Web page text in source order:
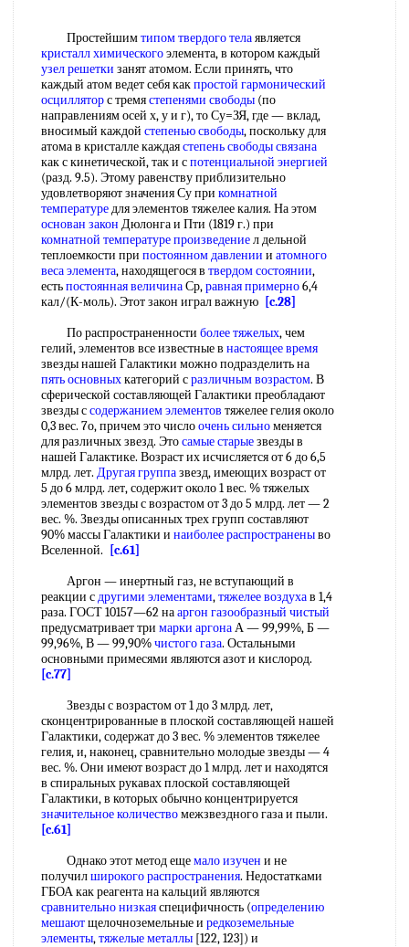
Простейшимтипом твердого телаявляется
кристалл химическогоэлемента, в котором каждый
узел решетки занят атомом. Если принять, что
каждый атом ведет себя какпростой гармонический
осцилляторс тремястепенями свободы (по
направлениям осей х, у и г), то Су=ЗЯ, где — вклад,
вносимый каждой степенью свободы, поскольку для
атома в кристалле каждаястепень свободы связана
как с кинетической, так и спотенциальной энергией
(разд. 9.5). Этому равенству приблизительно
удовлетворяют значения Су при комнатной
температуредля элементов тяжелее калия. На этом
основан закон Дюлонга и Пти (1819 г.) при
комнатной температуре произведениел дельной
теплоемкости при постоянном давлении и атомного
веса элемента, находящегося в твердом состоянии,
естьпостоянная величинаСр,равная примерно6,4
кал/(К-моль). Этот закон играл важную [c.28]
По распространенности более тяжелых, чем
гелий, элементов все известные в настоящее время
звезды нашей Галактики можно подразделить на
пять основныхкатегорий сразличным возрастом. В
сферической составляющей Галактики преобладают
звезды ссодержанием элементов тяжелее гелия около
0,3 вес. 7о, причем это числоочень сильноменяется
для различных звезд. Этосамые старыезвезды в
нашей Галактике. Возраст их исчисляется от 6 до 6,5
млрд. лет. Другая группазвезд, имеющих возраст от
5 до 6 млрд. лет, содержит около 1 вес. % тяжелых
элементов звезды с возрастом от 3 до 5 млрд. лет — 2
вес. %. Звезды описанных трех групп составляют
90% массы Галактики и наиболее распространеныво
Вселенной.
[c.61]
Аргон — инертный газ, не вступающий в
реакции сдругими элементами,тяжелее воздухав 1,4
раза. ГОСТ 10157—62 нааргон газообразный чистый
предусматривает три марки аргонаА — 99,99%, Б —
99,96%, В — 99,90%чистого газа. Остальными
основными примесями являются азот и кислород.
[c.77]
Звезды с возрастом от 1 до 3 млрд. лет,
сконцентрированные в плоской составляющей нашей
Галактики, содержат до 3 вес. % элементов тяжелее
гелия, и, наконец, сравнительно молодые звезды — 4
вес. %. Они имеют возраст до 1 млрд. лет и находятся
в спиральных рукавах плоской составляющей
Галактики, в которых обычно концентрируется
значительное количествомежзвездного газа и пыли.
[c.61]
Однако этот метод ещемало изучен и не
получилширокого распространения. Недостатками
ГБОА как реагента на кальций являются
сравнительно низкаяспецифичность (определению
мешаютщелочноземельные и редкоземельные
элементы,тяжелые металлы [122, 123]) и